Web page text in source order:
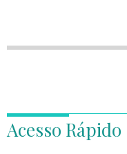
Acesso Rápido